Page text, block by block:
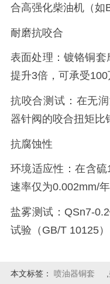
合高强化柴油机（如
耐磨抗咬合
表面处理：镀铬铜
提升3倍，可承受100
抗咬合测试：在无
器针阀的咬合扭矩比
抗腐蚀性
环境适应性：在含
速率仅为0.002mm/
盐雾测试：QSn7-
试验（GB/T 10125）
本文标签： 喷油器铜套 ,